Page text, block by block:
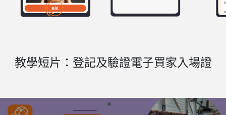
教學短片：登記及驗證電子買家入場證